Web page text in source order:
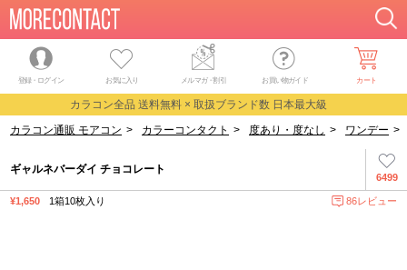
登録・ログイン お気に入り メルマガ・割引 お買い物ガイド カート
カラコン全品 送料無料 × 取扱ブランド数 日本最大級
カラコン通販 モアコン > カラーコンタクト > 度あり・度なし > ワンデー >
6499
ギャルネバーダイ チョコレート
¥1,650 1箱10枚入り 86レビュー